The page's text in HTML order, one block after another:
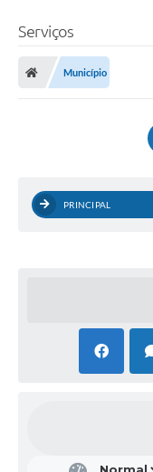
Serviços
Município
PRINCIPAL